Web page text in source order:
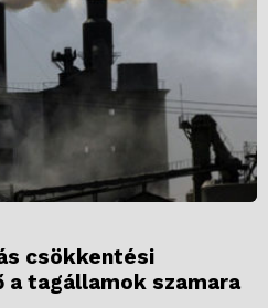
csökkentési
tagállamok szamara